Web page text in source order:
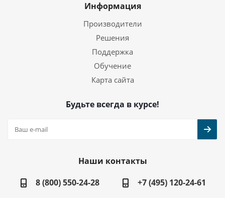
Информация
Производители
Решения
Поддержка
Обучение
Карта сайта
Будьте всегда в курсе!
Наши контакты
8 (800) 550-24-28
+7 (495) 120-24-61